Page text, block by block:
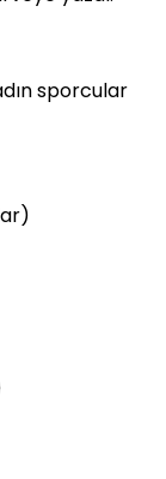
sporcular